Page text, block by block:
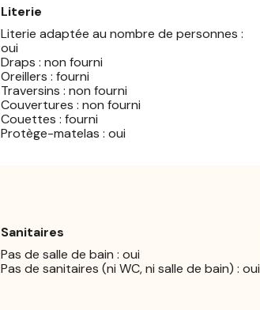
Literie
Literie adaptée au nombre de personnes :
oui
Draps : non fourni
Oreillers : fourni
Traversins : non fourni
Couvertures : non fourni
Couettes : fourni
Protège-matelas : oui
Sanitaires
Pas de salle de bain : oui
Pas de sanitaires (ni WC, ni salle de bain) : oui